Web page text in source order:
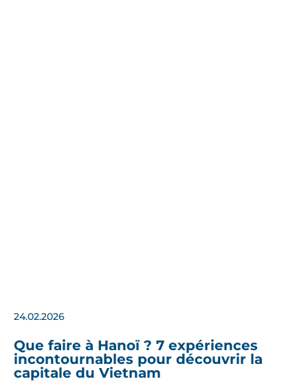
24.02.2026
Que faire à Hanoï ? 7 expériences
incontournables pour découvrir la
capitale du Vietnam